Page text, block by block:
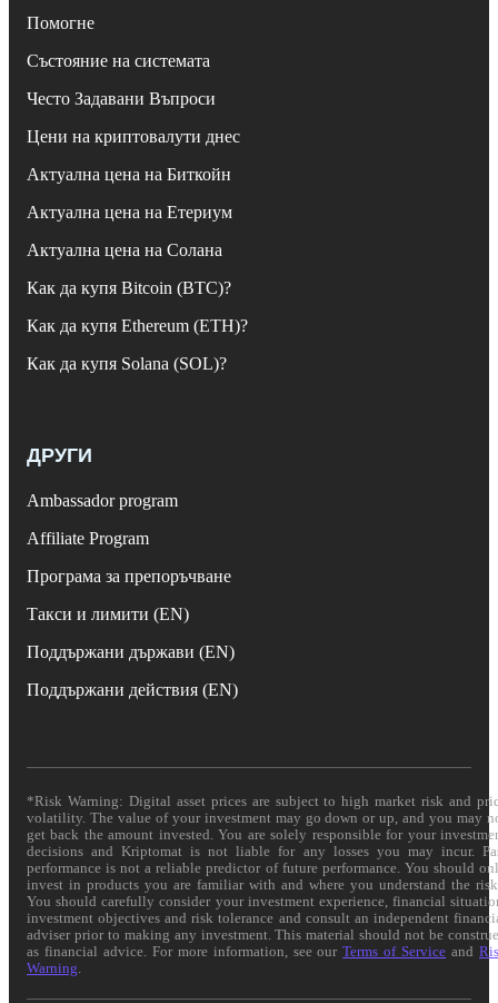
Помогне
Състояние на системата
Често Задавани Въпроси
Цени на криптовалути днес
Актуална цена на Биткойн
Актуална цена на Етериум
Актуална цена на Солана
Как да купя Bitcoin (BTC)?
Как да купя Ethereum (ETH)?
Как да купя Solana (SOL)?
ДРУГИ
Ambassador program
Affiliate Program
Програма за препоръчване
Такси и лимити (EN)
Поддържани държави (EN)
Поддържани действия (EN)
*Risk Warning: Digital asset prices are subject to high market risk and
volatility. The value of your investment may go down or up, and you may
get back the amount invested. You are solely responsible for your
decisions and Kriptomat is not liable for any losses you may incur.
performance is not a reliable predictor of future performance. You should
invest in products you are familiar with and where you understand the
You should carefully consider your investment experience, financial
investment objectives and risk tolerance and consult an independent
adviser prior to making any investment. This material should not be
as financial advice. For more information, see ourTerms of Service and
Warning